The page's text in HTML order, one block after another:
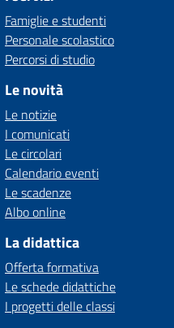
Famiglie e studenti
Personale scolastico
Percorsi di studio
Le novità
Le notizie
I comunicati
Le circolari
Calendario eventi
Le scadenze
Albo online
La didattica
Offerta formativa
Le schede didattiche
I progetti delle classi